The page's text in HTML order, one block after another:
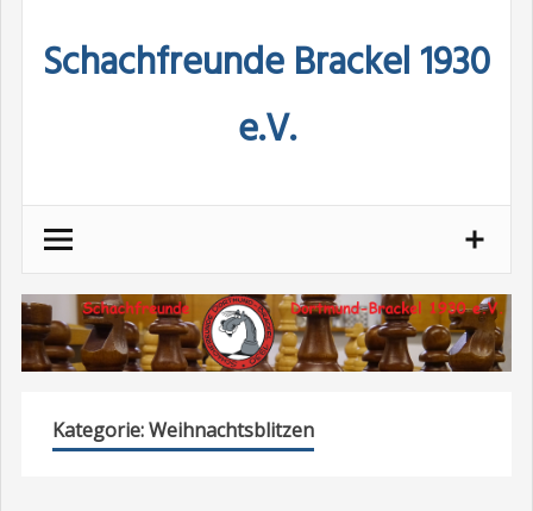
Schachfreunde Brackel 1930
e.V.
Kategorie:Weihnachtsblitzen